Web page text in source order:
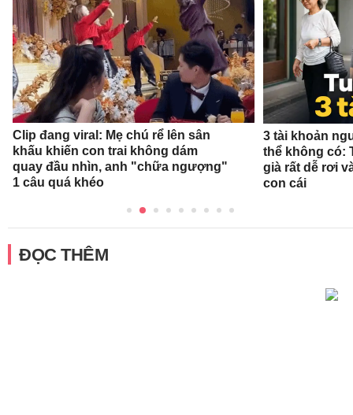
Clip đang viral: Mẹ chú rể lên sân
khấu khiến con trai không dám
quay đầu nhìn, anh "chữa ngượng"
1 câu quá khéo
3 tài khoản
thể không có:
già rất dễ rơi
con cái
ĐỌC THÊM